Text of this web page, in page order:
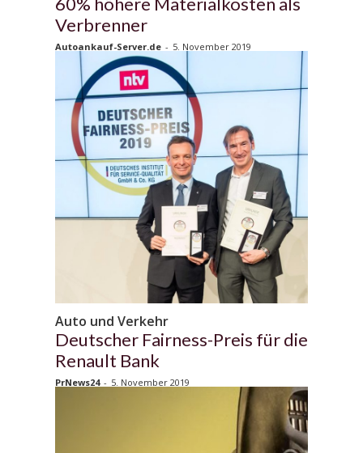
Verbrenner
Autoankauf-Server.de - 5. November 2019
Auto und Verkehr
Deutscher Fairness-Preis für die
Renault Bank
PrNews24 - 5. November 2019